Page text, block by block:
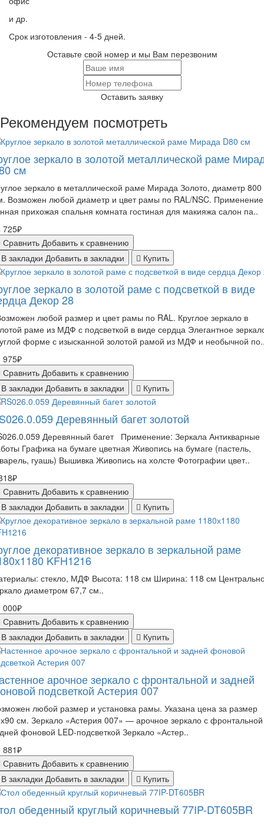
и др.
Срок изготовления - 4-5 дней.
Оставьте свой номер и мы Вам перезвоним
Оставить заявку
Рекомендуем посмотреть
зеркало в золотой металлической раме
см
зеркало в металлической раме Мирада Золото, диаметр 800
Возможен любой диаметр и цвет рамы по RAL/NSC.
прихожая спальня комната гостиная для макияжа салон па..
725₽
Сравнить Добавить к сравнению
закладки Добавить в закладки Купить
зеркало в золотой раме с подсветкой в виде
Декор 28
любой размер и цвет рамы по RAL. Круглое зеркало в
раме из МДФ с подсветкой в виде сердца Элегантное
форме с изысканной золотой рамой из МДФ и необычной
975₽
Сравнить Добавить к сравнению
закладки Добавить в закладки Купить
Деревянный багет золотой
Деревянный багет Применение: Зеркала Антикварные
Графика на бумаге цветная Живопись на бумаге (пастель,
гуашь) Вышивка Живопись на холсте Фотографии цвет..
Сравнить Добавить к сравнению
закладки Добавить в закладки Купить
декоративное зеркало в зеркальной раме
KFH1216
стекло, МДФ Высота: 118 см Ширина: 118 см
диаметром 67,7 см..
000₽
Сравнить Добавить к сравнению
закладки Добавить в закладки Купить
арочное зеркало с фронтальной и задней
подсветкой Астерия 007
любой размер и установка рамы. Указана цена за размер
см. Зеркало «Астерия 007» — арочное зеркало с
фоновой LED-подсветкой Зеркало «Астер..
881₽
Сравнить Добавить к сравнению
закладки Добавить в закладки Купить
обеденный круглый коричневый 77IP-DT605BR